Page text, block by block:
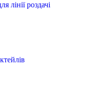
лінії роздачі